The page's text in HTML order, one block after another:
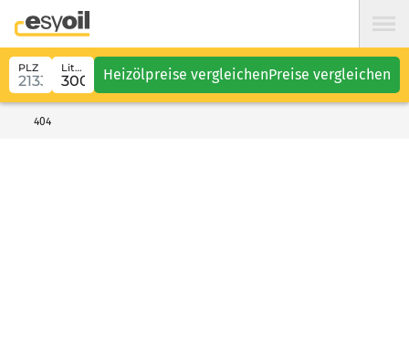
PLZ Liter Heizölpreise vergleichenPreise vergleichen
404